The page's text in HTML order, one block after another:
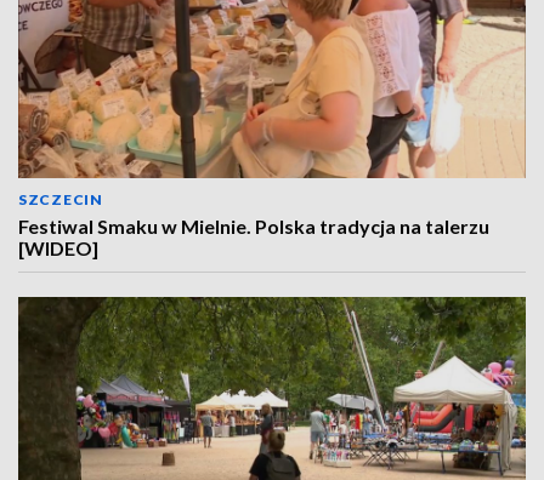
SZCZECIN
Festiwal Smaku w Mielnie. Polska tradycja na talerzu
[WIDEO]